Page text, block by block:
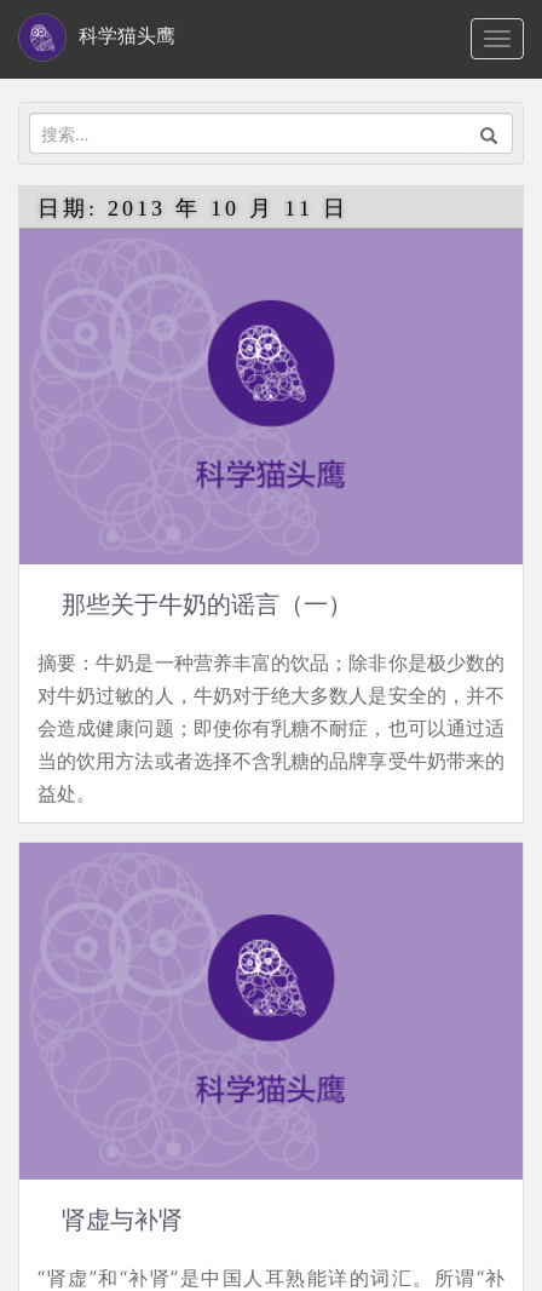
i
科学猫头鹰
搜
索：
日期: 2013 年 10 月 11 日
那些关于牛奶的谣言（一）
摘要：牛奶是一种营养丰富的饮品；除非你是极少数的
对牛奶过敏的人，牛奶对于绝大多数人是安全的，并不
会造成健康问题；即使你有乳糖不耐症，也可以通过适
当的饮用方法或者选择不含乳糖的品牌享受牛奶带来的
益处。
肾虚与补肾
“肾虚”和“补肾”是中国人耳熟能详的词汇。所谓“补